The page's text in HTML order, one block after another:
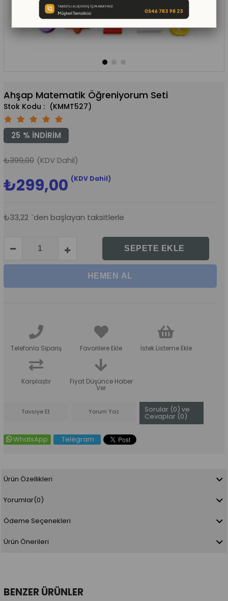
Ahşap Matematik Öğreniyorum Seti
(KMMT527)
%
25 İNDIRIM
₺399,00 (KDV Dahil)
₺299,00 (KDV Dahil)
₺33,22 `den başlayan taksitlerle
Telefonla Sipariş Favorilere Ekle İstek Listeme Ekle
Karşılaştır Fiyat Düşünce Haber
Ver
Tavsiye Et Yorum Yaz Sorular (0) ve
Cevaplar (0)
WhatsApp Telegram
Ürün Özellikleri
Yorumlar(0)
Ödeme Seçenekleri
Ürün Önerileri
BENZER ÜRÜNLER